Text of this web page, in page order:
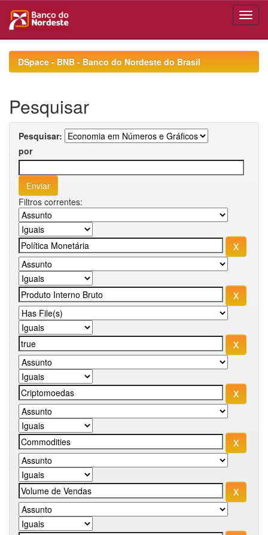
navigationDSpace - BNB - Banco do Nordeste do Brasil
Pesquisar
Pesquisar:
por
Filtros correntes: